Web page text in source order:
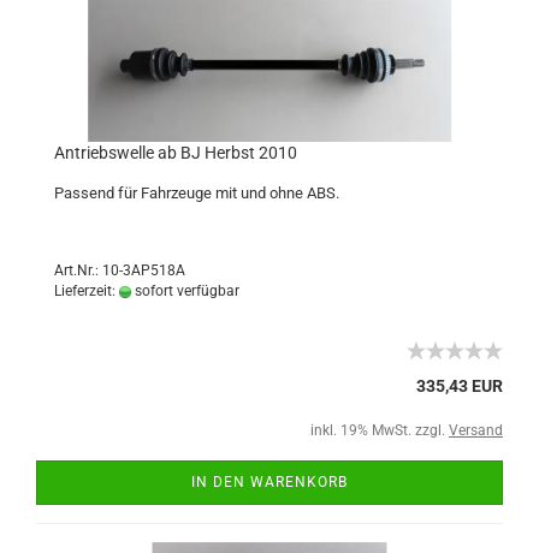
Antriebswelle ab BJ Herbst 2010
Passend für Fahrzeuge mit und ohne ABS.
Art.Nr.: 10-3AP518A
Lieferzeit:
sofort verfügbar
335,43 EUR
inkl. 19% MwSt. zzgl. Versand
IN DEN WARENKORB